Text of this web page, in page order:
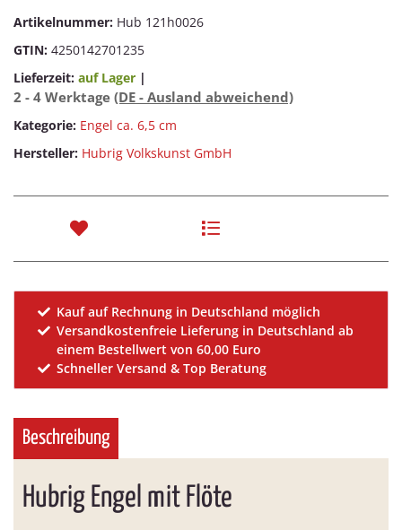
Artikelnummer: Hub 121h0026
GTIN: 4250142701235
Lieferzeit: auf Lager |
2 - 4 Werktage (DE - Ausland abweichend)
Kategorie: Engel ca. 6,5 cm
Hersteller: Hubrig Volkskunst GmbH
Kauf auf Rechnung in Deutschland möglich
Versandkostenfreie Lieferung in Deutschland ab
einem Bestellwert von 60,00 Euro
Schneller Versand & Top Beratung
Beschreibung
Hubrig Engel mit Flöte